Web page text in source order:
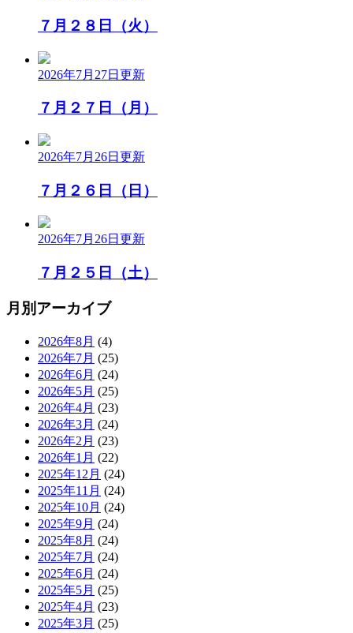
７月２８日（火）
2026年7月27日 更新
７月２７日（月）
2026年7月26日 更新
７月２６日（日）
2026年7月26日 更新
７月２５日（土）
月別アーカイブ
2026年8月 (4)
2026年7月 (25)
2026年6月 (24)
2026年5月 (25)
2026年4月 (23)
2026年3月 (24)
2026年2月 (23)
2026年1月 (22)
2025年12月 (24)
2025年11月 (24)
2025年10月 (24)
2025年9月 (24)
2025年8月 (24)
2025年7月 (24)
2025年6月 (24)
2025年5月 (25)
2025年4月 (23)
2025年3月 (25)